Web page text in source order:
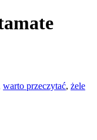
warto przeczytać, żele